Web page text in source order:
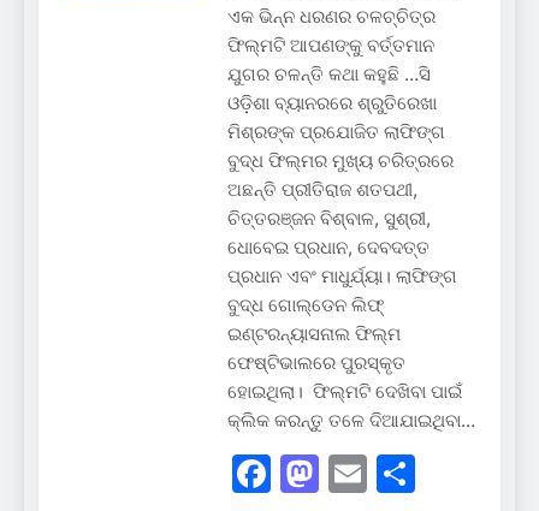
ଏକ ଭିନ୍ନ ଧରଣର ଚଳଚ୍ଚିତ୍ର
ଫିଲ୍ମଟି ଆପଣଙ୍କୁ ବର୍ତ୍ତମାନ
ଯୁଗର ଚଳନ୍ତି କଥା କହୁଛି …ସି
ଓଡ଼ିଶା ବ୍ୟାନରରେ ଶ୍ରୁତିରେଖା
ମିଶ୍ରଙ୍କ ପ୍ରଯୋଜିତ ଲାଫିଙ୍ଗ
ବୁଦ୍ଧ ଫିଲ୍ମର ମୁଖ୍ୟ ଚରିତ୍ରରେ
ଅଛନ୍ତି ପ୍ରୀତିରାଜ ଶତପଥୀ,
ଚିତ୍ତରଞ୍ଜନ ବିଶ୍ବାଳ, ସୁଶ୍ରୀ,
ଧୋବେଇ ପ୍ରଧାନ, ଦେବଦତ୍ତ
ପ୍ରଧାନ ଏବଂ ମାଧୁର୍ଯ୍ୟା। ଲାଫିଙ୍ଗ
ବୁଦ୍ଧ ଗୋଲ୍ଡେନ ଲିଫ୍
ଇଣ୍ଟରନ୍ୟାସନାଲ ଫିଲ୍ମ
ଫେଷ୍ଟିଭାଲରେ ପୁରସ୍କୃତ
ହୋଇଥିଲା। ଫିଲ୍ମଟି ଦେଖିବା ପାଇଁ
କ୍ଲିକ କରନ୍ତୁ ତଳେ ଦିଆଯାଇଥିବା…
Facebook
Mastodon
EmailShare